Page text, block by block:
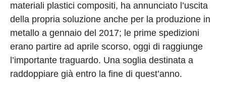
materiali plastici compositi, ha annunciato l’uscita
della propria soluzione anche per la produzione in
metallo a gennaio del 2017; le prime spedizioni
erano partire ad aprile scorso, oggi di raggiunge
l’importante traguardo. Una soglia destinata a
raddoppiare già entro la fine di quest’anno.